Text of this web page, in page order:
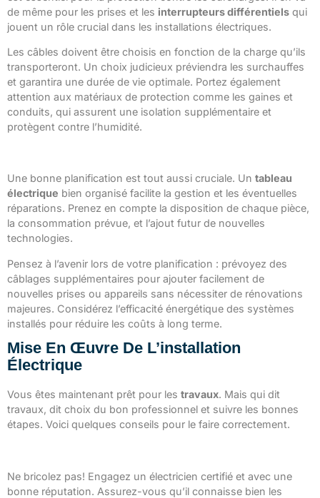
de même pour les prises et les interrupteurs différentiels qui
jouent un rôle crucial dans les installations électriques.
Les câbles doivent être choisis en fonction de la charge qu’ils
transporteront. Un choix judicieux préviendra les surchauffes
et garantira une durée de vie optimale. Portez également
attention aux matériaux de protection comme les gaines et
conduits, qui assurent une isolation supplémentaire et
protègent contre l’humidité.
Une bonne planification est tout aussi cruciale. Un tableau
électrique bien organisé facilite la gestion et les éventuelles
réparations. Prenez en compte la disposition de chaque pièce,
la consommation prévue, et l’ajout futur de nouvelles
technologies.
Pensez à l’avenir lors de votre planification : prévoyez des
câblages supplémentaires pour ajouter facilement de
nouvelles prises ou appareils sans nécessiter de rénovations
majeures. Considérez l’efficacité énergétique des systèmes
installés pour réduire les coûts à long terme.
Mise En Œuvre De L’installation
Électrique
Vous êtes maintenant prêt pour les travaux. Mais qui dit
travaux, dit choix du bon professionnel et suivre les bonnes
étapes. Voici quelques conseils pour le faire correctement.
Ne bricolez pas! Engagez un électricien certifié et avec une
bonne réputation. Assurez-vous qu’il connaisse bien les